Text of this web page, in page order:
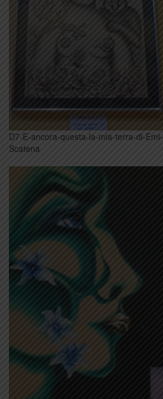
D7-E-ancora-questa-la-mia-terra-di-Emi-
Scatena